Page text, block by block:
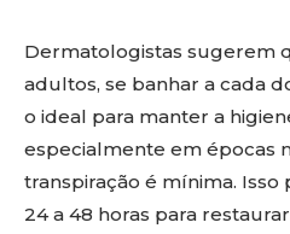
Dermatologistas sugerem
adultos, se banhar a cada
o ideal para manter a
especialmente em épocas
transpiração é mínima.
24 a 48 horas para